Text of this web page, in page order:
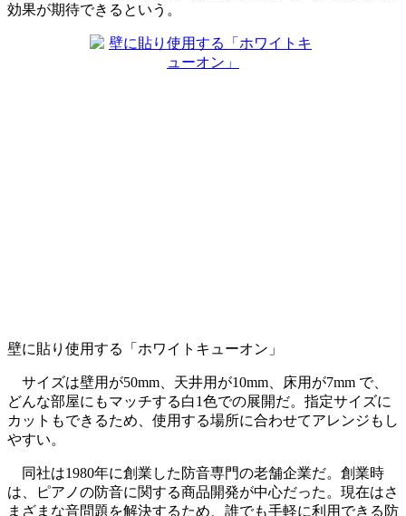
効果が期待できるという。
壁に貼り使用する「ホワイトキューオン」
サイズは壁用が50mm、天井用が10mm、床用が7mm で、
どんな部屋にもマッチする白1色での展開だ。指定サイズに
カットもできるため、使用する場所に合わせてアレンジもし
やすい。
同社は1980年に創業した防音専門の老舗企業だ。創業時
は、ピアノの防音に関する商品開発が中心だった。現在はさ
まざまな音問題を解決するため、誰でも手軽に利用できる防